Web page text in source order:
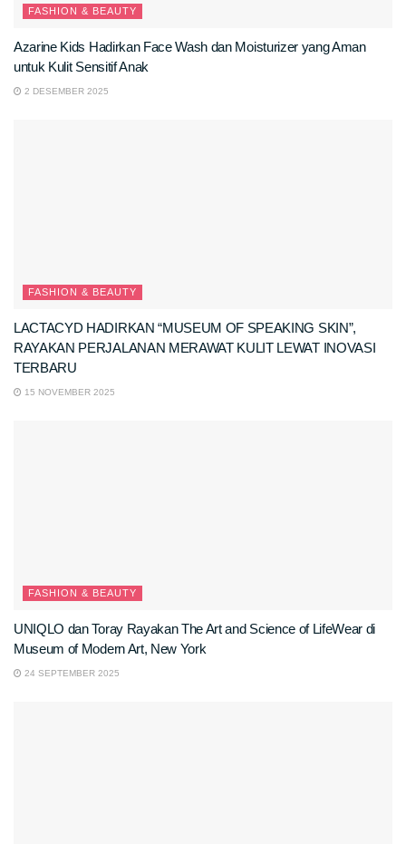
FASHION & BEAUTY
Azarine Kids Hadirkan Face Wash dan Moisturizer yang Aman
untuk Kulit Sensitif Anak
2 DESEMBER 2025
FASHION & BEAUTY
LACTACYD HADIRKAN “MUSEUM OF SPEAKING SKIN”,
RAYAKAN PERJALANAN MERAWAT KULIT LEWAT INOVASI
TERBARU
15 NOVEMBER 2025
FASHION & BEAUTY
UNIQLO dan Toray Rayakan The Art and Science of LifeWear di
Museum of Modern Art, New York
24 SEPTEMBER 2025